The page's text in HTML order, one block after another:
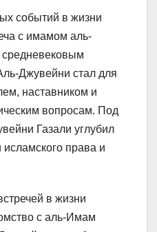
событий в жизни
с имамом аль-
Джувейни стал для
наставником и
вопросам. Под
Газали углубил
исламского права и
в жизни
с аль-Имам